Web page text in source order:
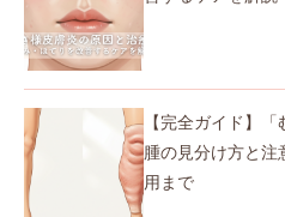
【完全ガイド】
腫の見分け方と注
用まで